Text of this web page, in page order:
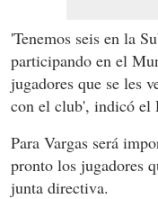
'Tenemos seis en la
participando en el
jugadores que se les
con el club', indicó el
Para Vargas será
pronto los jugadores
junta directiva.